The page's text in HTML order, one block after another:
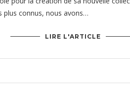
plus connus, nous avons…
LIRE L'ARTICLE